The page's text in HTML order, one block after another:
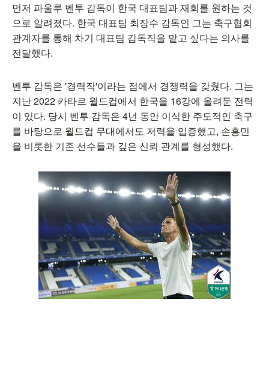
먼저 파울루 벤투 감독이 한국 대표팀과 재회를 원하는 것
으로 알려졌다. 한국 대표팀 최장수 감독인 그는 축구협회
관계자를 통해 차기 대표팀 감독직을 맡고 싶다는 의사를
전달했다.
벤투 감독은 '경력직'이라는 점에서 경쟁력을 갖췄다. 그는
지난 2022 카타르 월드컵에서 한국을 16강에 올려둔 전력
이 있다. 당시 벤투 감독은 4년 동안 이식한 주도적인 축구
를 바탕으로 월드컵 무대에서도 저력을 입증했고, 손흥민
을 비롯한 기존 선수들과 깊은 신뢰 관계를 형성했다.